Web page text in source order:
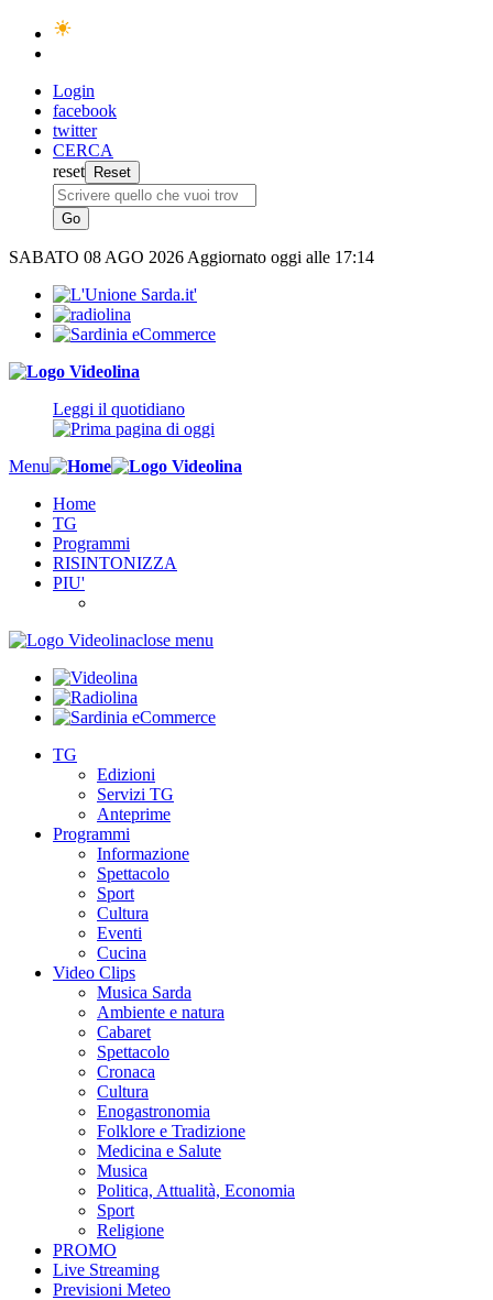
Login
facebook
twitter
CERCA
reset
SABATO 08 AGO 2026 Aggiornato oggi alle 17:14
Leggi il quotidiano
Menu
Home
TG
Programmi
RISINTONIZZA
PIU'
close menu
TG
Edizioni
Servizi TG
Anteprime
Programmi
Informazione
Spettacolo
Sport
Cultura
Eventi
Cucina
Video Clips
Musica Sarda
Ambiente e natura
Cabaret
Spettacolo
Cronaca
Cultura
Enogastronomia
Folklore e Tradizione
Medicina e Salute
Musica
Politica, Attualità, Economia
Sport
Religione
PROMO
Live Streaming
Previsioni Meteo